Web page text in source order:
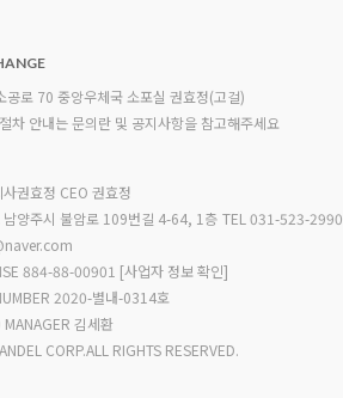
공로 70 중앙우체국 소포실 권효정(고걸)
차 안내는 문의란 및 공지사항을 참고해주세요
권효정 CEO 권효정
남양주시 불암로 109번길 4-64, 1층 TEL 031-523-2990
884-88-00901 [사업자 정보 확인]
2020-별내-0314호
김세환
CORP.ALL RIGHTS RESERVED.